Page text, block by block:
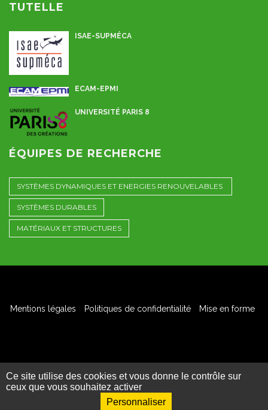
Ce site utilise des cookies et vous donne le contrôle sur
ceux que vous souhaitez activer
Personnaliser
TUTELLE
ISAE-SUPMÉCA
ECAM-EPMI
UNIVERSITÉ PARIS 8
ÉQUIPES DE RECHERCHE
SYSTÈMES DYNAMIQUES ET ENERGIES RENOUVELABLES
SYSTÈMES DURABLES
MATÉRIAUX ET STRUCTURES
Mentions légales Politiques de confidentialité Mise en forme
© Laboratoire Quartz – Tous droits réservés - 2026